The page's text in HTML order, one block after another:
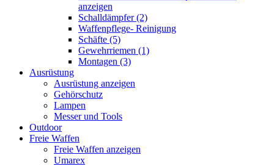
anzeigen
Schalldämpfer (2)
Waffenpflege- Reinigung
Schäfte (5)
Gewehrriemen (1)
Montagen (3)
Ausrüstung
Ausrüstung anzeigen
Gehörschutz
Lampen
Messer und Tools
Outdoor
Freie Waffen
Freie Waffen anzeigen
Umarex